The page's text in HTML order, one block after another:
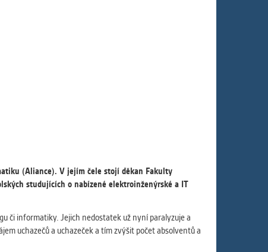
(Aliance). V jejím čele stojí děkan Fakulty
studujících o nabízené elektroinženýrské a IT
či informatiky. Jejich nedostatek už nyní paralyzuje a
uchazečů a uchazeček a tím zvýšit počet absolventů a